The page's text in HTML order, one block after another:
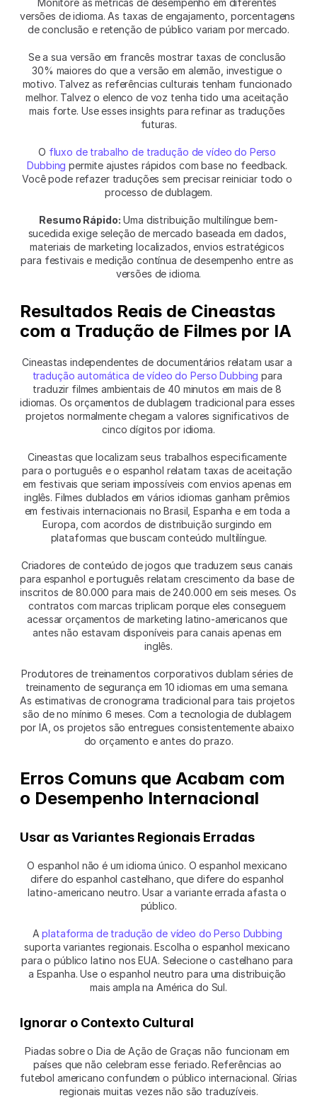
versões de idioma. As taxas de engajamento, porcentagens
de conclusão e retenção de público variam por mercado.
Se a sua versão em francês mostrar taxas de conclusão
30% maiores do que a versão em alemão, investigue o
motivo. Talvez as referências culturais tenham funcionado
melhor. Talvez o elenco de voz tenha tido uma aceitação
mais forte. Use esses insights para refinar as traduções
futuras.
O fluxo de trabalho de tradução de vídeo do Perso
Dubbing permite ajustes rápidos com base no feedback.
Você pode refazer traduções sem precisar reiniciar todo o
processo de dublagem.
Resumo Rápido: Uma distribuição multilíngue bem-
sucedida exige seleção de mercado baseada em dados,
materiais de marketing localizados, envios estratégicos
para festivais e medição contínua de desempenho entre as
versões de idioma.
Resultados Reais de Cineastas
com a Tradução de Filmes por IA
tradução automática de vídeo do Perso Dubbing para
traduzir filmes ambientais de 40 minutos em mais de 8
idiomas. Os orçamentos de dublagem tradicional para esses
projetos normalmente chegam a valores significativos de
cinco dígitos por idioma.
Cineastas que localizam seus trabalhos especificamente
para o português e o espanhol relatam taxas de aceitação
em festivais que seriam impossíveis com envios apenas em
inglês. Filmes dublados em vários idiomas ganham prêmios
em festivais internacionais no Brasil, Espanha e em toda a
Europa, com acordos de distribuição surgindo em
plataformas que buscam conteúdo multilíngue.
Criadores de conteúdo de jogos que traduzem seus canais
para espanhol e português relatam crescimento da base de
inscritos de 80.000 para mais de 240.000 em seis meses. Os
contratos com marcas triplicam porque eles conseguem
acessar orçamentos de marketing latino-americanos que
antes não estavam disponíveis para canais apenas em
inglês.
Produtores de treinamentos corporativos dublam séries de
treinamento de segurança em 10 idiomas em uma semana.
As estimativas de cronograma tradicional para tais projetos
são de no mínimo 6 meses. Com a tecnologia de dublagem
por IA, os projetos são entregues consistentemente abaixo
do orçamento e antes do prazo.
Erros Comuns que Acabam com
o Desempenho Internacional
Usar as Variantes Regionais Erradas
O espanhol não é um idioma único. O espanhol mexicano
difere do espanhol castelhano, que difere do espanhol
latino-americano neutro. Usar a variante errada afasta o
público.
A plataforma de tradução de vídeo do Perso Dubbing
suporta variantes regionais. Escolha o espanhol mexicano
para o público latino nos EUA. Selecione o castelhano para
a Espanha. Use o espanhol neutro para uma distribuição
mais ampla na América do Sul.
Ignorar o Contexto Cultural
Piadas sobre o Dia de Ação de Graças não funcionam em
países que não celebram esse feriado. Referências ao
futebol americano confundem o público internacional. Gírias
regionais muitas vezes não são traduzíveis.